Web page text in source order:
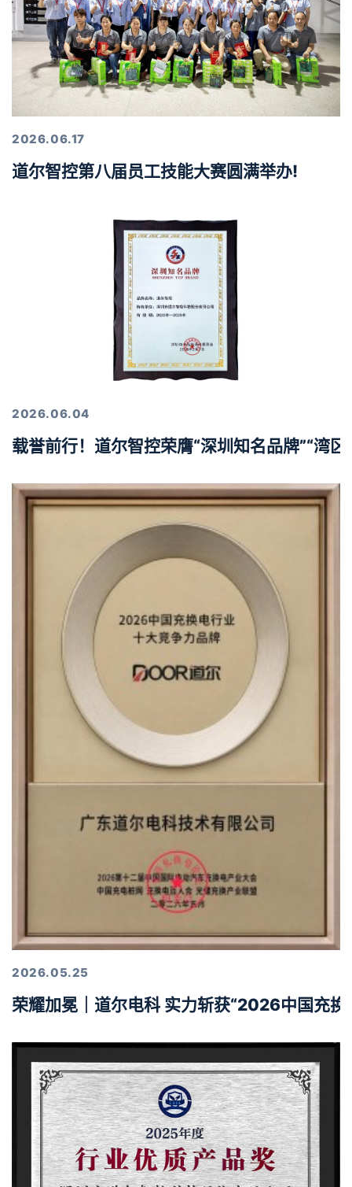
2026.06.17
道尔智控第八届员工技能大赛圆满举办!
2026.06.04
载誉前行！道尔智控荣膺“深圳知名品牌”“湾
2026.05.25
荣耀加冕｜道尔电科 实力斩获“2026中国充换